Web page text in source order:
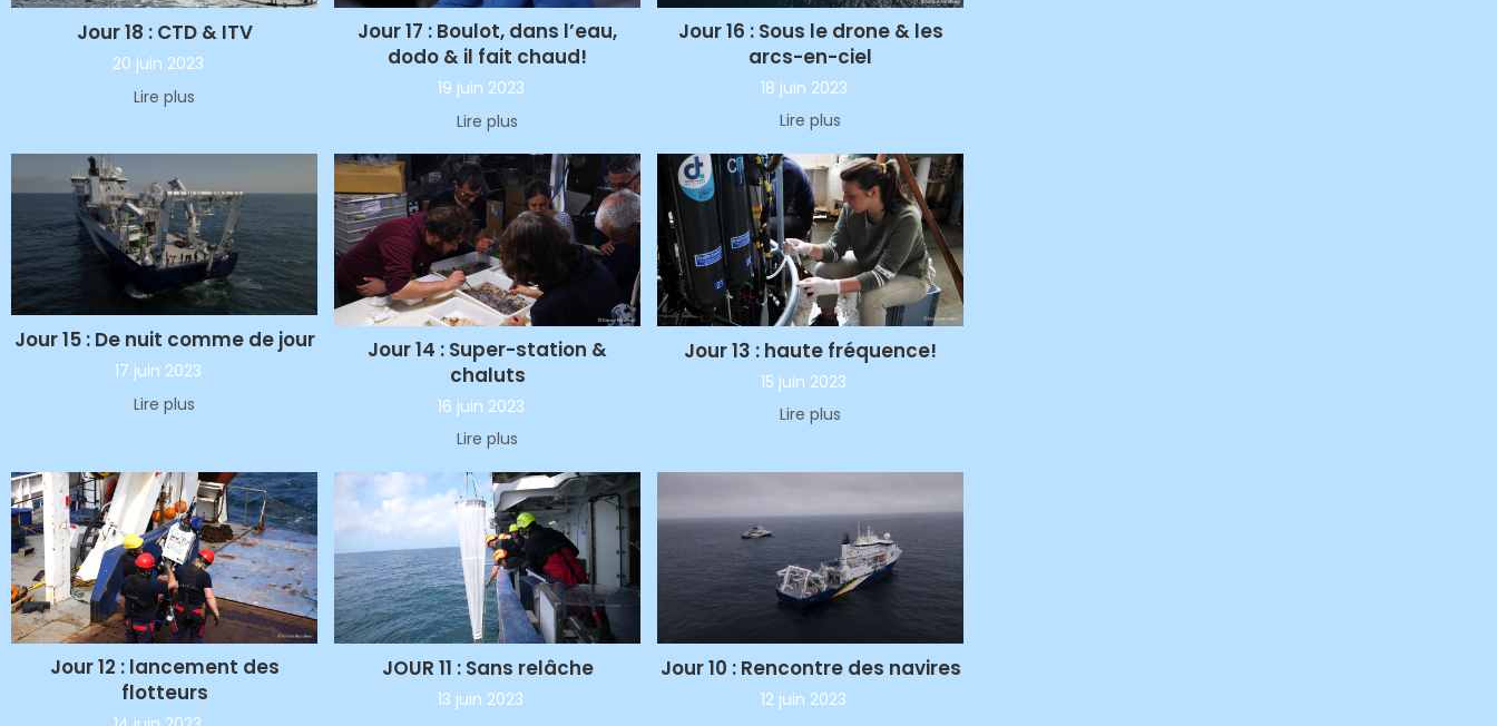
Jour 18 : CTD & ITV
20 juin 2023
Lire plus
Jour 17 : Boulot, dans l’eau,
dodo & il fait chaud!
19 juin 2023
Lire plus
Jour 16 : Sous le drone & les
arcs-en-ciel
18 juin 2023
Lire plus
Jour 15 : De nuit comme de jour
17 juin 2023
Lire plus
Jour 14 : Super-station &
chaluts
16 juin 2023
Lire plus
Jour 13 : haute fréquence!
15 juin 2023
Lire plus
Jour 12 : lancement des
flotteurs
JOUR 11 : Sans relâche
13 juin 2023
Jour 10 : Rencontre des navires
12 juin 2023